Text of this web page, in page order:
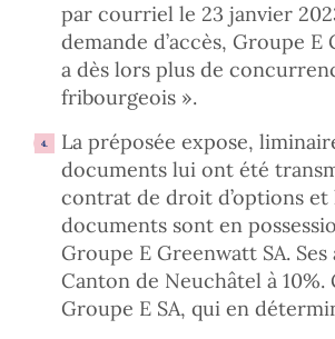
par courriel le 23 janvier
demande d’accès, Groupe
a dès lors plus de
fribourgeois ».
La préposée expose,
documents lui ont été
contrat de droit d’options
documents sont en
Groupe E Greenwatt SA.
Canton de Neuchâtel à
Groupe E SA, qui en